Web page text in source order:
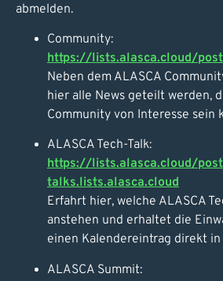
abmelden.
Community:
https://lists.alasca.cloud/
Neben dem ALASCA
hier alle News geteilt werden,
Community von Interesse sein
ALASCA Tech-Talk:
https://lists.alasca.cloud/
talks.lists.alasca.cloud
Erfahrt hier, welche ALASCA
anstehen und erhaltet die
einen Kalendereintrag direkt
ALASCA Summit: